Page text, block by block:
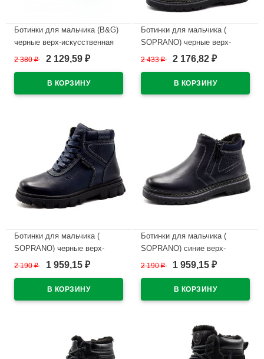
Ботинки для мальчика (B&G)
черные верх-искусственная
кожа подкладка
RC51_5356-5A
2 380₽ 2 129,59 ₽
Ботинки для мальчика (
SOPRANO) черные верх-
искусственная кожа
артикул amj-B2169
2 433₽ 2 176,82 ₽
Ботинки для мальчика (
SOPRANO) черные верх-
искусственная кожа
артикул amj-B0588
2 190₽ 1 959,15 ₽
Ботинки для мальчика (
SOPRANO) синие верх-
искусственная кожа
артикул amj-B2175-1
2 190₽ 1 959,15 ₽